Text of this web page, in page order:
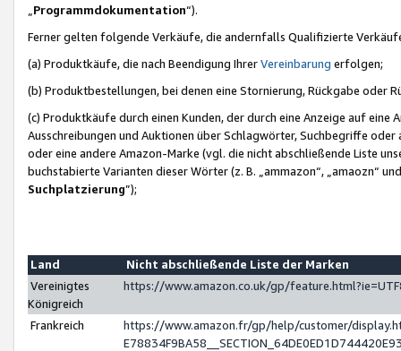
Programmdokumentation“).
Ferner gelten folgende Verkäufe, die andernfalls Qualifizierte
(a) Produktkäufe, die nach Beendigung IhrerVereinbarung erfolgen;
(b) Produktbestellungen, bei denen eine Stornierung, Rückgabe oder
(c) Produktkäufe durch einen Kunden, der durch eine Anzeige auf
Ausschreibungen und Auktionen über Schlagwörter, Suchbegriffe
oder eine andere Amazon-Marke (vgl. die nicht abschließende Liste
buchstabierte Varianten dieser Wörter (z. B. „ammazon“, „amaozn“
Suchplatzierung”);
Land
Nicht abschließende Liste der Marken
Vereinigtes
Königreich
https://www.amazon.co.uk/gp/
Frankreich
https://www.amazon.fr/gp/help/customer/